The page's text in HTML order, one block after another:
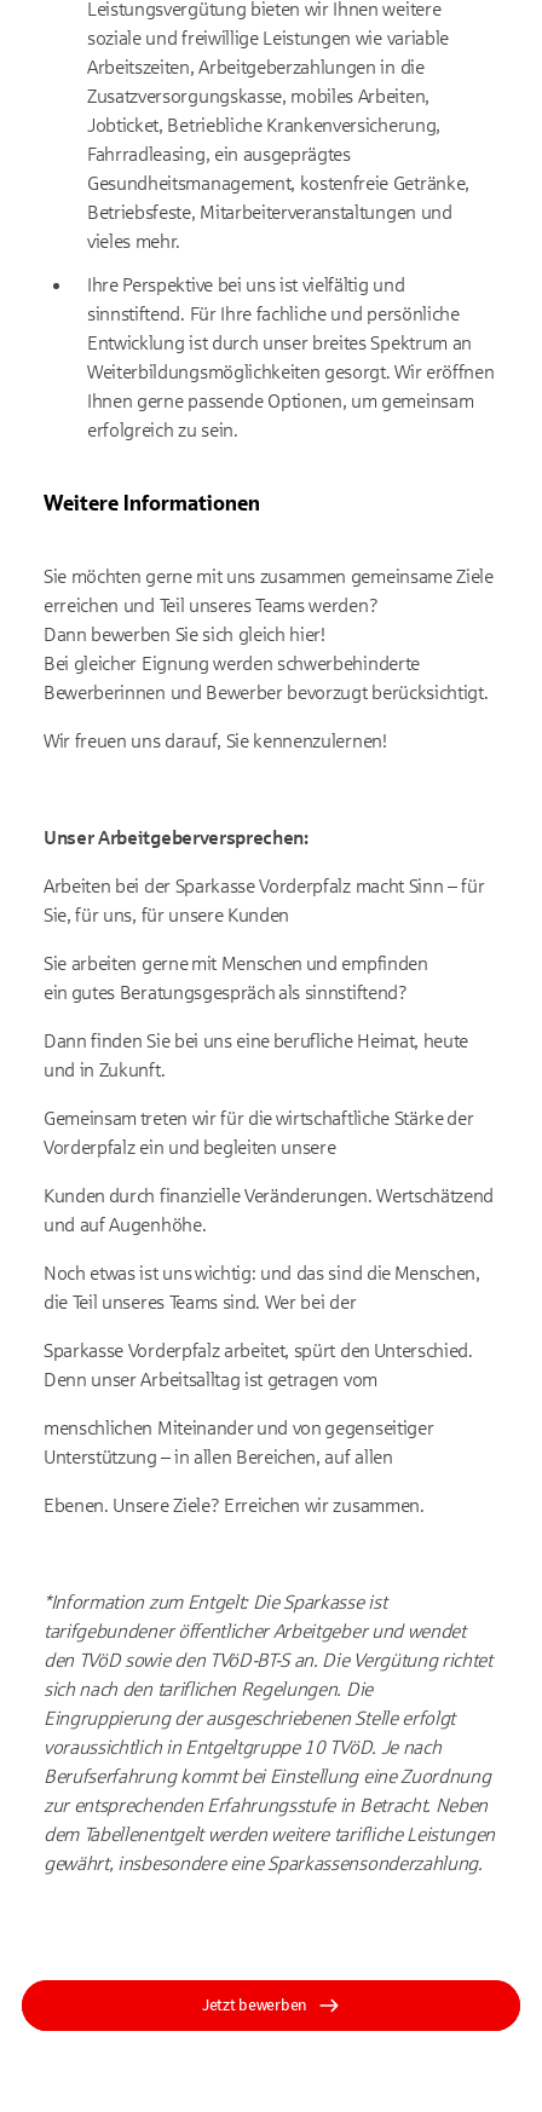
Leistungsvergütung bieten wir Ihnen weitere
soziale und freiwillige Leistungen wie variable
Arbeitszeiten, Arbeitgeberzahlungen in die
Zusatzversorgungskasse, mobiles Arbeiten,
Jobticket, Betriebliche Krankenversicherung,
Fahrradleasing, ein ausgeprägtes
Gesundheitsmanagement, kostenfreie Getränke,
Betriebsfeste, Mitarbeiterveranstaltungen und
vieles mehr.
Ihre Perspektive bei uns ist vielfältig und
sinnstiftend. Für Ihre fachliche und persönliche
Entwicklung ist durch unser breites Spektrum an
Weiterbildungsmöglichkeiten gesorgt. Wir eröffnen
Ihnen gerne passende Optionen, um gemeinsam
erfolgreich zu sein.
Weitere Informationen
Sie möchten gerne mit uns zusammen gemeinsame Ziele
erreichen und Teil unseres Teams werden?
Dann bewerben Sie sich gleich hier!
Bei gleicher Eignung werden schwerbehinderte
Bewerberinnen und Bewerber bevorzugt berücksichtigt.
Wir freuen uns darauf, Sie kennenzulernen!
Unser Arbeitgeberversprechen:
Arbeiten bei der Sparkasse Vorderpfalz macht Sinn – für
Sie, für uns, für unsere Kunden
Sie arbeiten gerne mit Menschen und empfinden
ein gutes Beratungsgespräch als sinnstiftend?
Dann finden Sie bei uns eine berufliche Heimat, heute
und in Zukunft.
Gemeinsam treten wir für die wirtschaftliche Stärke der
Vorderpfalz ein und begleiten unsere
Kunden durch finanzielle Veränderungen. Wertschätzend
und auf Augenhöhe.
Noch etwas ist uns wichtig: und das sind die Menschen,
die Teil unseres Teams sind. Wer bei der
Sparkasse Vorderpfalz arbeitet, spürt den Unterschied.
Denn unser Arbeitsalltag ist getragen vom
menschlichen Miteinander und von gegenseitiger
Unterstützung – in allen Bereichen, auf allen
Ebenen. Unsere Ziele? Erreichen wir zusammen.
*Information zum Entgelt: Die Sparkasse ist
tarifgebundener öffentlicher Arbeitgeber und wendet
den TVöD sowie den TVöD-BT-S an. Die Vergütung richtet
sich nach den tariflichen Regelungen. Die
Eingruppierung der ausgeschriebenen Stelle erfolgt
voraussichtlich in Entgeltgruppe 10 TVöD. Je nach
Berufserfahrung kommt bei Einstellung eine Zuordnung
zur entsprechenden Erfahrungsstufe in Betracht. Neben
dem Tabellenentgelt werden weitere tarifliche Leistungen
gewährt, insbesondere eine Sparkassensonderzahlung.
Jetzt bewerben